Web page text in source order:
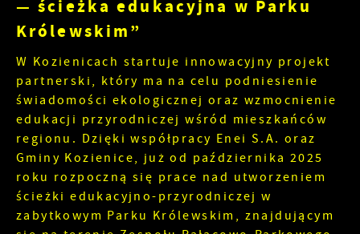
— ścieżka edukacyjna w Parku
Królewskim”
W Kozienicach startuje innowacyjny projekt
partnerski, który ma na celu podniesienie
świadomości ekologicznej oraz wzmocnienie
edukacji przyrodniczej wśród mieszkańców
regionu. Dzięki współpracy Enei S.A. oraz
Gminy Kozienice, już od października 2025
roku rozpoczną się prace nad utworzeniem
ścieżki edukacyjno-przyrodniczej w
zabytkowym Parku Królewskim, znajdującym
gwarantuje dostępność wszystkich
funkcjonalności.
Ci naszych komunikatów na podstawie analizy
Twoich upodobań oraz Twoich zwyczajów
Treści promocyjne mogą pojawić się na stronach
podmiotów trzecich lub firm będących naszymi
partnerami oraz innych dostawców usług. Firmy
te działają w charakterze pośredników
prezentujących nasze treści w postaci
wiadomości, ofert, komunikatów mediów
społecznościowych.
Więcej